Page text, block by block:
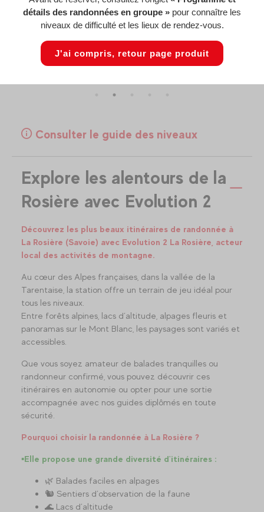
Convivialité
Partager des moment de convivialité et de bonne
humeur tout le long de l'expérience
Consulter le guide des niveaux
Explore les alentours de la
Rosière avec Evolution 2
Découvrez les plus beaux itinéraires de randonnée à
La Rosière (Savoie) avec Evolution 2 La Rosière, acteur
local des activités de montagne.
Au cœur des Alpes françaises, dans la vallée de la
Tarentaise, la station offre un terrain de jeu idéal pour
tous les niveaux.
Entre forêts alpines, lacs d’altitude, alpages fleuris et
panoramas sur le Mont Blanc, les paysages sont variés et
accessibles.
Que vous soyez amateur de balades tranquilles ou
randonneur confirmé, vous pouvez découvrir ces
itinéraires en autonomie ou opter pour une sortie
accompagnée avec nos guides diplômés en toute
sécurité.
Pourquoi choisir la randonnée à La Rosière ?
▪️Elle propose une grande diversité d'itinéraires :
🌿 Balades faciles en alpages
🐿️ Sentiers d’observation de la faune
🌊 Lacs d’altitude
détails des randonnées en groupe » pour connaître les
niveaux de difficulté et les lieux de rendez-vous.
J'ai compris, retour page produit